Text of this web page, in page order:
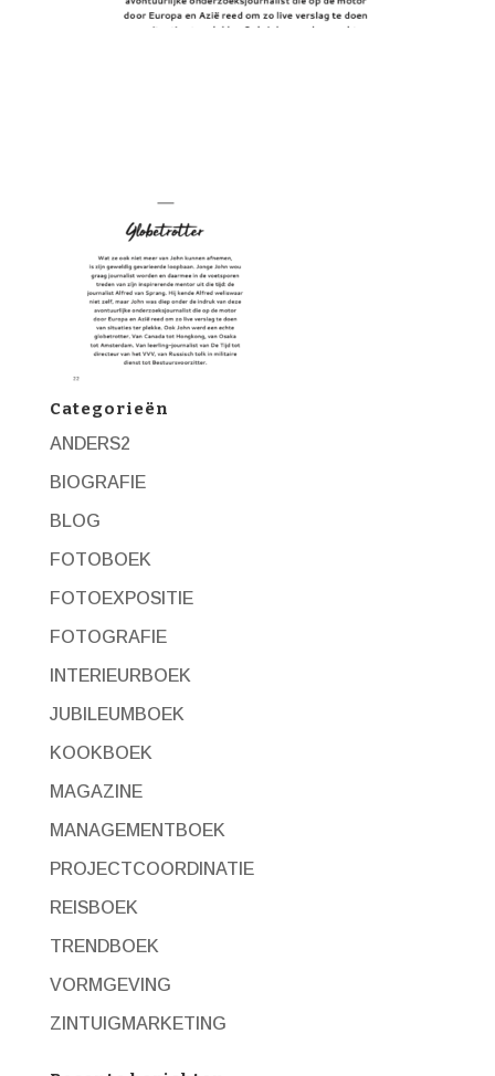
Categorieën
ANDERS2
BIOGRAFIE
BLOG
FOTOBOEK
FOTOEXPOSITIE
FOTOGRAFIE
INTERIEURBOEK
JUBILEUMBOEK
KOOKBOEK
MAGAZINE
MANAGEMENTBOEK
PROJECTCOORDINATIE
REISBOEK
TRENDBOEK
VORMGEVING
ZINTUIGMARKETING